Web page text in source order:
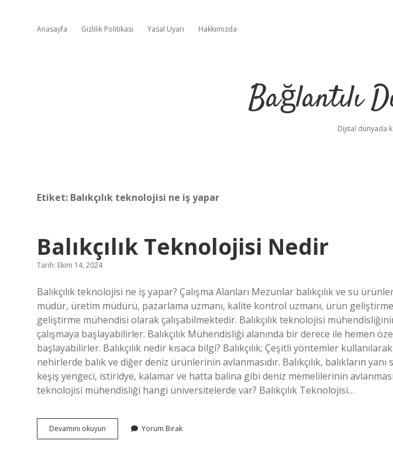
Anasayfa Gizlilik Politikası Yasal Uyarı Hakkımızda
Bağlantılı
Dijital dünyada
Etiket: Balıkçılık teknolojisi ne iş yapar
Balıkçılık Teknolojisi Nedir
Tarih: Ekim 14, 2024
Balıkçılık teknolojisi ne iş yapar? Çalışma Alanları Mezunlar balıkçılık ve su
müdür, üretim müdürü, pazarlama uzmanı, kalite kontrol uzmanı, ürün geliştirme
geliştirme mühendisi olarak çalışabilmektedir. Balıkçılık teknolojisi
çalışmaya başlayabilirler. Balıkçılık Mühendisliği alanında bir derece ile hemen
başlayabilirler. Balıkçılık nedir kısaca bilgi? Balıkçılık; Çeşitli yöntemler
nehirlerde balık ve diğer deniz ürünlerinin avlanmasıdır. Balıkçılık, balıkların yanı
keşiş yengeci, istiridye, kalamar ve hatta balina gibi deniz memelilerinin
teknolojisi mühendisliği hangi üniversitelerde var? Balıkçılık Teknolojisi…
Devamını okuyun Balıkçılık
Teknolojisi
Yorum Bırak